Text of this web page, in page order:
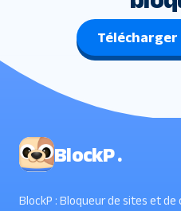
BlockP .
BlockP : Bloqueur de sites et de